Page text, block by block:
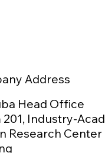
Address
Head Office
201, Industry-
Research Center